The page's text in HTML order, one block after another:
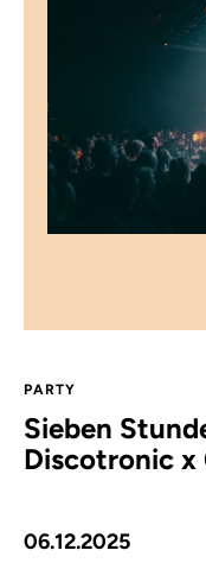
PARTY
Sieben
Discotronic x
06.12.2025